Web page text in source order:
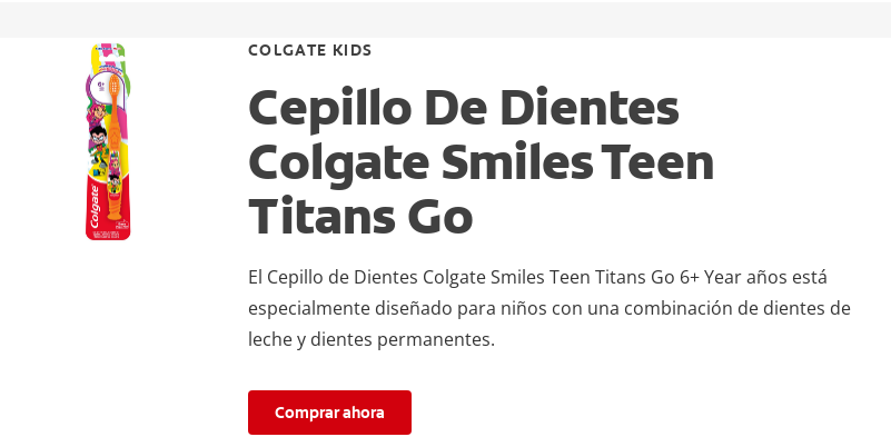
COLGATE KIDS
Cepillo De Dientes
Colgate Smiles Teen
Titans Go
El Cepillo de Dientes Colgate Smiles Teen Titans Go 6+ Year años está
especialmente diseñado para niños con una combinación de dientes de
leche y dientes permanentes.
Comprar ahora